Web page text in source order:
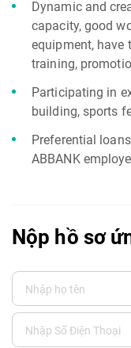
Dynamic and
capacity, good
equipment, have
training,
Participating in
building, sports
Preferential
ABBANK
Nộp hồ sơ